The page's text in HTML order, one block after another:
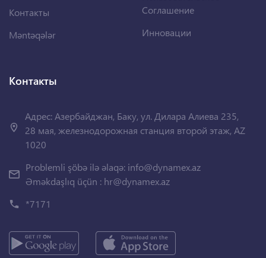
Контакты
Məntəqələr
Соглашение
Инновации
Контакты
Адрес: Азербайджан, Баку, ул. Дилара Алиева 235,
28 мая, железнодорожная станция второй этаж, AZ
1020
Problemli şöbə ilə əlaqə: info@dynamex.az
Əməkdaşlıq üçün : hr@dynamex.az
*7171